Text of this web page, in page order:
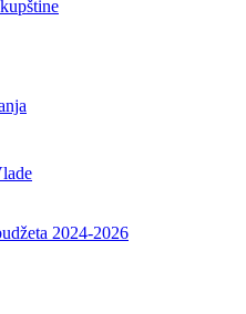
2024-2026